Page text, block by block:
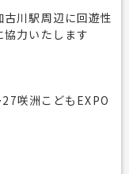
川駅周辺に回遊性
力いたします
咲洲こどもEXPO